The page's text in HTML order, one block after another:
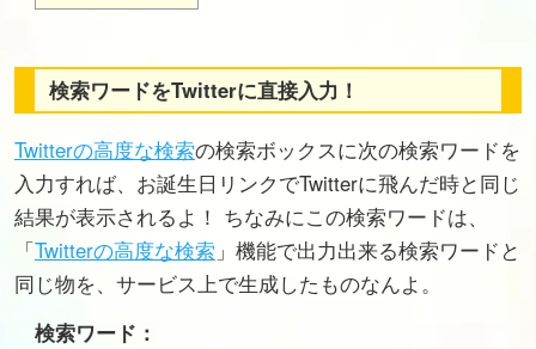
検索ワードをTwitterに直接入力！
Twitterの高度な検索の検索ボックスに次の検索ワードを
入力すれば、お誕生日リンクでTwitterに飛んだ時と同じ
結果が表示されるよ！ ちなみにこの検索ワードは、
「Twitterの高度な検索 」機能で出力出来る検索ワードと
同じ物を、サービス上で生成したものなんよ。
検索ワード：